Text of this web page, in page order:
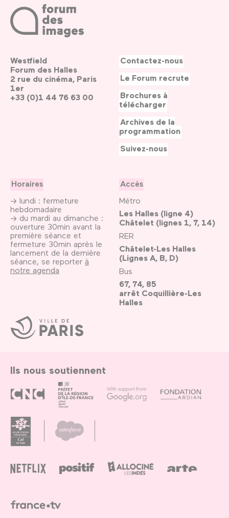
Ville
de
Paris
Westfield
Forum des Halles
2 rue du cinéma, Paris
1er
+33 (0)1 44 76 63 00
Horaires
→ lundi : fermeture
hebdomadaire
→ du mardi au dimanche :
ouverture 30min avant la
première séance et
fermeture 30min après le
lancement de la dernière
séance, se reporter à
notre agenda
Accès
Métro
Les Halles (ligne 4)
Châtelet (lignes 1, 7, 14)
RER
Châtelet-Les Halles
(Lignes A, B, D)
Bus
67, 74, 85
arrêt Coquillière-Les
Halles
Contactez-nous
Le Forum recrute
Brochures à
télécharger
Archives de la
programmation
Suivez-nous
Ils nous soutiennent